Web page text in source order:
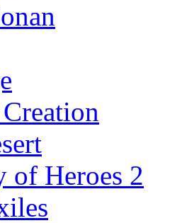
of Heroes 2